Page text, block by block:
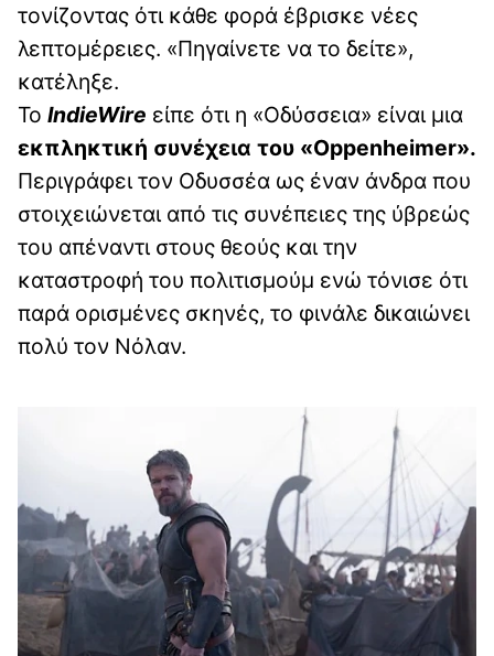
τονίζοντας ότι κάθε φορά έβρισκε νέες
λεπτομέρειες. «Πηγαίνετε να το δείτε»,
κατέληξε.
Το IndieWire είπε ότι η «Οδύσσεια» είναι μια
εκπληκτική συνέχεια του «Oppenheimer».
Περιγράφει τον Οδυσσέα ως έναν άνδρα που
στοιχειώνεται από τις συνέπειες της ύβρεώς
του απέναντι στους θεούς και την
καταστροφή του πολιτισμούμ ενώ τόνισε ότι
παρά ορισμένες σκηνές, το φινάλε δικαιώνει
πολύ τον Νόλαν.